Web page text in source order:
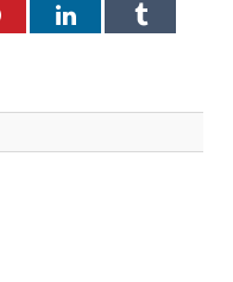
PinterestLinkedInTumblr